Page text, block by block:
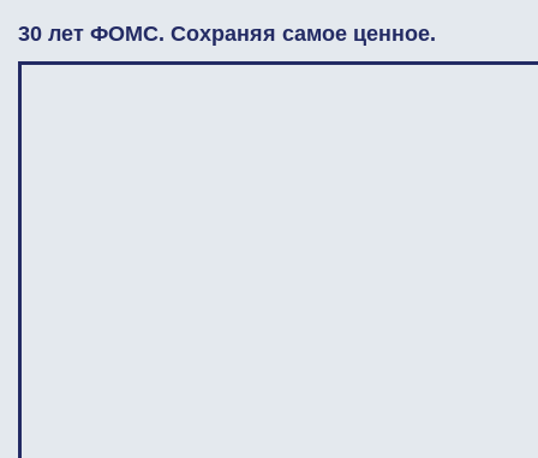
30 лет ФОМС. Сохраняя самое ценное.